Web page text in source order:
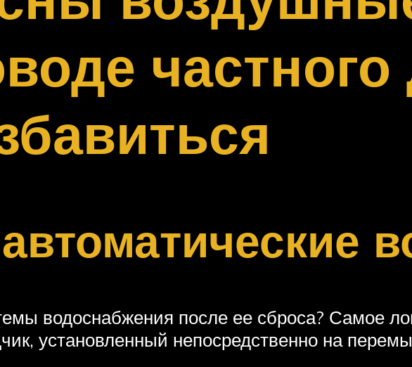
водоснабжения после ее сброса? Самое
установленный непосредственно на